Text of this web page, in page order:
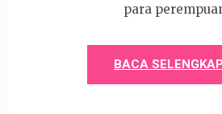
para
BACA